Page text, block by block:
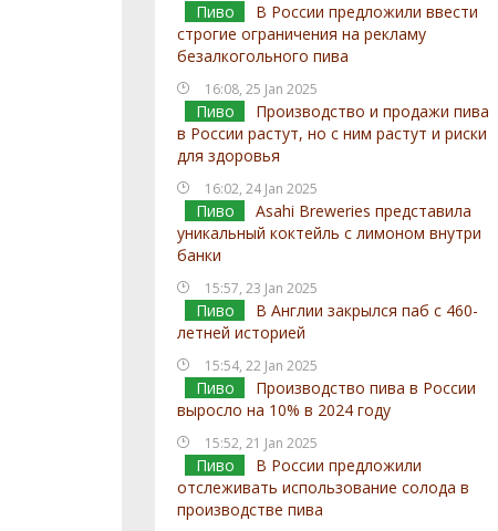
Пиво
В России предложили ввести
строгие ограничения на рекламу
безалкогольного пива
16:08, 25 Jan 2025
Пиво
Производство и продажи пива
в России растут, но с ним растут и риски
для здоровья
16:02, 24 Jan 2025
Пиво
Asahi Breweries представила
уникальный коктейль с лимоном внутри
банки
15:57, 23 Jan 2025
Пиво
В Англии закрылся паб с 460-
летней историей
15:54, 22 Jan 2025
Пиво
Производство пива в России
выросло на 10% в 2024 году
15:52, 21 Jan 2025
Пиво
В России предложили
отслеживать использование солода в
производстве пива